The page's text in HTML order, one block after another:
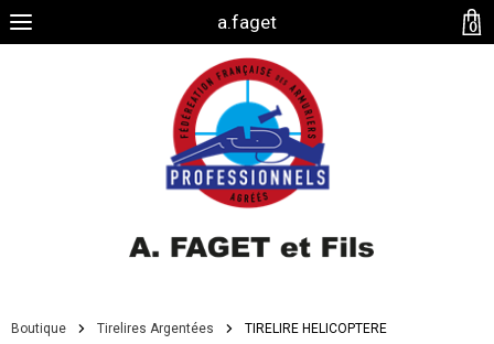
a.faget
Boutique Tirelires Argentées TIRELIRE HELICOPTERE
0